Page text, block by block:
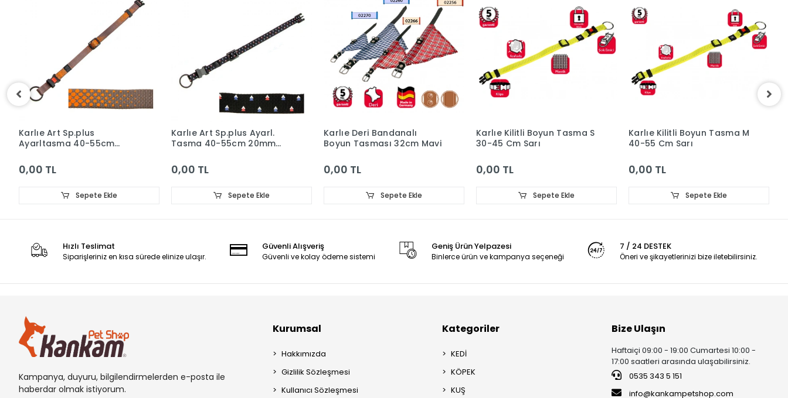
Karlıe Art Sp.plus
Ayarltasma 40-55cm
0,00 TL
Sepete Ekle
Karlıe Art Sp.plus Ayarl.
Tasma 40-55cm 20mm
0,00 TL
Sepete Ekle
Karlıe Deri Bandanalı
Boyun Tasması 32cm Mavi
0,00 TL
Sepete Ekle
Karlıe Kilitli Boyun Tasma S
30-45 Cm Sarı
0,00 TL
Sepete Ekle
Karlıe Kilitli Boyun Tasma M
40-55 Cm Sarı
0,00 TL
Sepete Ekle
Hızlı Teslimat
Siparişleriniz en kısa sürede elinize ulaşır.
Güvenli Alışveriş
Güvenli ve kolay ödeme sistemi
Geniş Ürün Yelpazesi
Binlerce ürün ve kampanya seçeneği
7 / 24 DESTEK
Öneri ve şikayetlerinizi bize iletebilirsiniz.
Kampanya, duyuru, bilgilendirmelerden e-posta ile
haberdar olmak istiyorum.
Kurumsal
Hakkımızda
Gizlilik Sözleşmesi
Kullanıcı Sözleşmesi
Kategoriler
KEDİ
KÖPEK
KUŞ
Bize Ulaşın
Haftaiçi 09:00 - 19:00 Cumartesi 10:00 -
17:00 saatleri arasında ulaşabilirsiniz.
0535 343 5 151
info@kankampetshop.com